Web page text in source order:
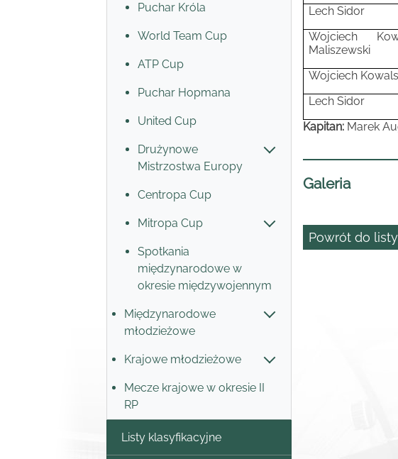
Puchar Króla
World Team Cup
ATP Cup
Puchar Hopmana
United Cup
Drużynowe
Mistrzostwa Europy
Centropa Cup
Mitropa Cup
Spotkania
międzynarodowe w
okresie międzywojennym
Międzynarodowe
młodzieżowe
Krajowe młodzieżowe
Mecze krajowe w okresie II
RP
Listy klasyfikacyjne
Lech Sidor
Wojciech
Maliszewski
Wojciech
Lech Sidor
Kapitan: Marek
Galeria
Powrót do listy